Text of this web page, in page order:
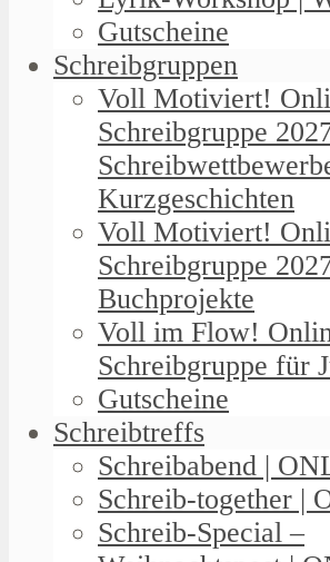
Gutscheine
Schreibgruppen
Voll Motiviert!
Schreibgruppe
Kurzgeschichten
Voll Motiviert!
Schreibgruppe
Buchprojekte
Voll im Flow!
Schreibgruppe für
Gutscheine
Schreibtreffs
Schreibabend |
Schreib-together |
Schreib-Special –